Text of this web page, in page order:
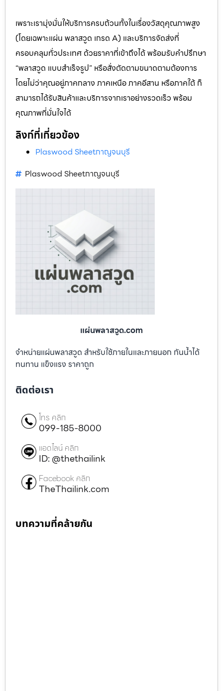
เพราะเรามุ่งมั่นให้บริการครบถ้วนทั้งในเรื่องวัสดุคุณภาพสูง
(โดยเฉพาะแผ่น พลาสวูด เกรด A) และบริการจัดส่งที่
ครอบคลุมทั่วประเทศ ด้วยราคาที่เข้าถึงได้ พร้อมรับคำปรึกษา
“พลาสวูด แบบสำเร็จรูป” หรือสั่งตัดตามขนาดตามต้องการ
โดยไม่ว่าคุณอยู่ภาคกลาง ภาคเหนือ ภาคอีสาน หรือภาคใต้ ก็
สามารถได้รับสินค้าและบริการจากเราอย่างรวดเร็ว พร้อม
คุณภาพที่มั่นใจได้
ลิงก์ที่เกี่ยวข้อง
Plaswood Sheetกาญจนบุรี
Plaswood Sheetกาญจนบุรี
แผ่นพลาสวูด.com
จำหน่ายแผ่นพลาสวูด สำหรับใช้ภายในและภายนอก กันน้ำได้
ทนทาน แข็งแรง ราคาถูก
ติดต่อเรา
โทร คลิก
099-185-8000
แอดไลน์ คลิก
ID: @thethailink
Facebook คลิก
TheThailink.com
บทความที่คล้ายกัน